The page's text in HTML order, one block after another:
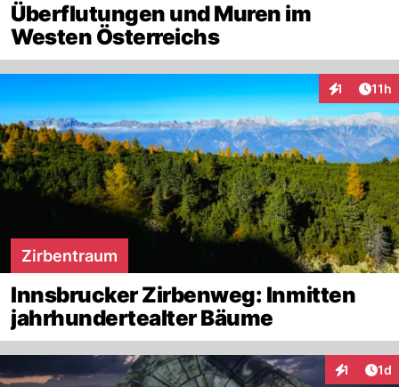
Überflutungen und Muren im
Westen Österreichs
1 11h
Zirbentraum
Innsbrucker Zirbenweg: Inmitten
jahrhundertealter Bäume
1 1d